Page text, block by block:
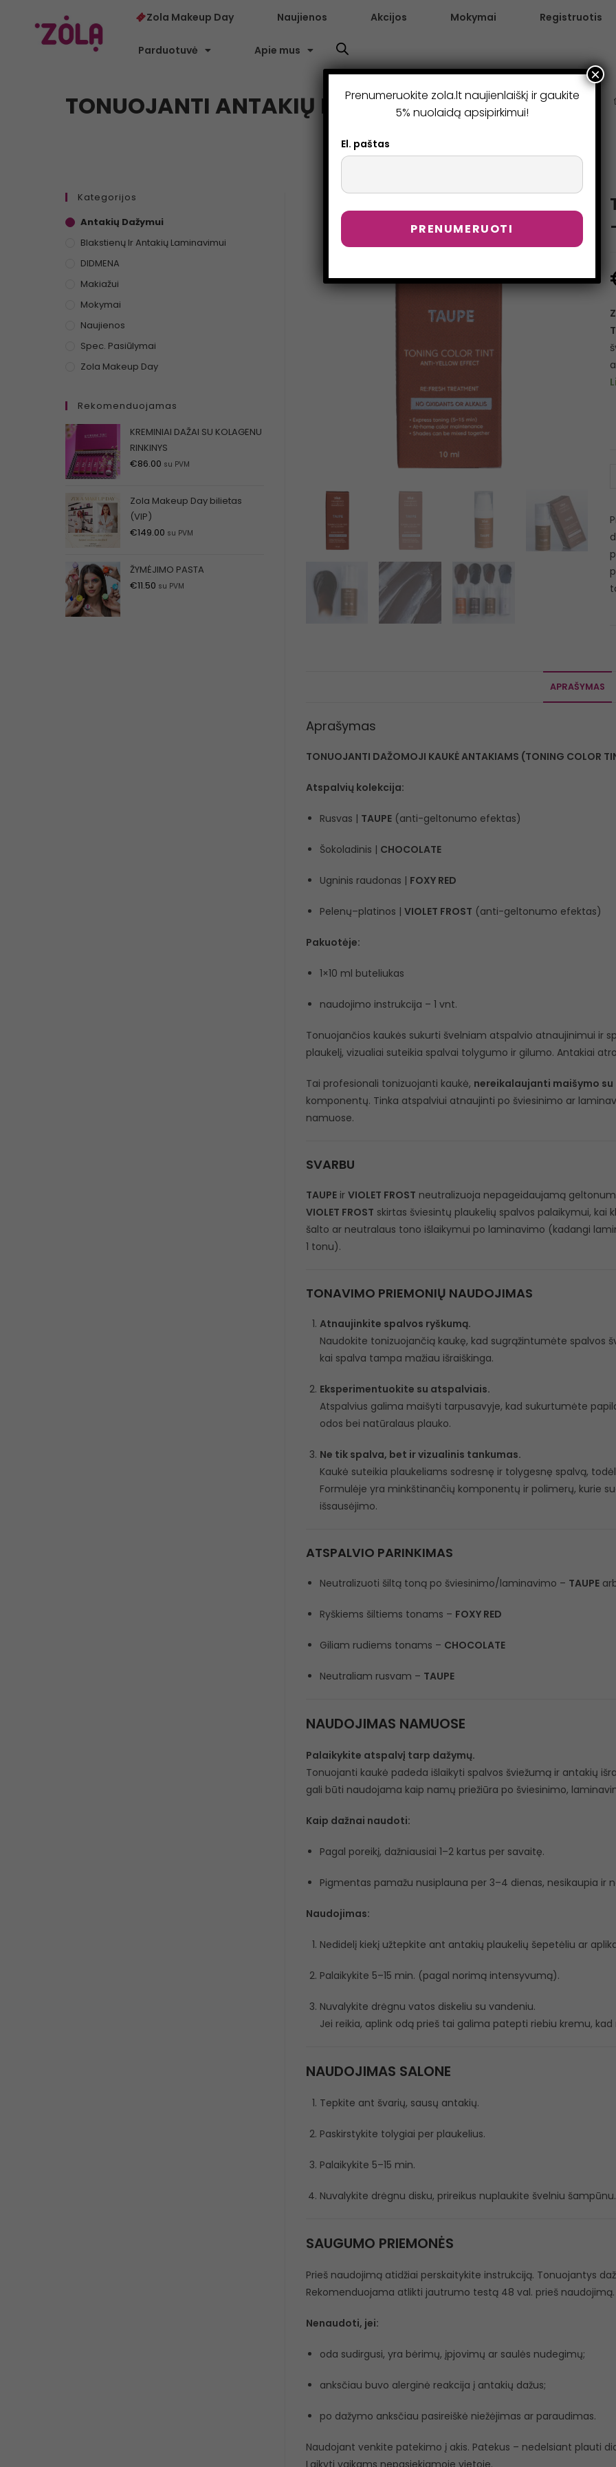
Zola Makeup Day Naujienos Akcijos Mokymai Registruotis
Parduotuvė Apie mus
TONUOJANTI ANTAKIŲ KAUKĖ – TAUPE
APRAŠYMAS
Aprašymas
TONUOJANTI DAŽOMOJI KAUKĖ ANTAKIAMS (TONING COLOR
Atspalvių kolekcija:
Rusvas | TAUPE(anti-geltonumo efektas)
Šokoladinis | CHOCOLATE
Ugninis raudonas | FOXY RED
Pelenų–platinos | VIOLET FROST (anti-geltonumo efektas)
Pakuotėje:
1×10 ml buteliukas
naudojimo instrukcija – 1 vnt.
Tonuojančios kaukės sukurti švelniam atspalvio atnaujinimui ir
plaukelį, vizualiai suteikia spalvai tolygumo ir gilumo. Antakiai
Tai profesionali tonizuojanti kaukė, nereikalaujanti maišymo
komponentų. Tinka atspalviui atnaujinti po šviesinimo ar
namuose.
SVARBU
TAUPEir VIOLET FROST neutralizuoja nepageidaujamą
VIOLET FROST skirtas šviesintų plaukelių spalvos palaikymui,
šalto ar neutralaus tono išlaikymui po laminavimo (kadangi
1 tonu).
TONAVIMO PRIEMONIŲ NAUDOJIMAS
Atnaujinkite spalvos ryškumą.
Naudokite tonizuojančią kaukę, kad sugrąžintumėte spalvos
kai spalva tampa mažiau išraiškinga.
Eksperimentuokite su atspalviais.
Atspalvius galima maišyti tarpusavyje, kad sukurtumėte
odos bei natūralaus plauko.
Ne tik spalva, bet ir vizualinis tankumas.
Kaukė suteikia plaukeliams sodresnę ir tolygesnę spalvą,
Formulėje yra minkštinančių komponentų ir polimerų, kurie
išsausėjimo.
ATSPALVIO PARINKIMAS
Neutralizuoti šiltą toną po šviesinimo/laminavimo – TAUPE
Ryškiems šiltiems tonams – FOXY RED
Giliam rudiems tonams – CHOCOLATE
Neutraliam rusvam – TAUPE
NAUDOJIMAS NAMUOSE
Palaikykite atspalvį tarp dažymų.
Tonuojanti kaukė padeda išlaikyti spalvos šviežumą ir antakių
gali būti naudojama kaip namų priežiūra po šviesinimo,
Kaip dažnai naudoti:
Pagal poreikį, dažniausiai 1–2 kartus per savaitę.
Pigmentas pamažu nusiplauna per 3–4 dienas, nesikaupia ir
Naudojimas:
Nedidelį kiekį užtepkite ant antakių plaukelių šepetėliu ar
Palaikykite 5–15 min. (pagal norimą intensyvumą).
Nuvalykite drėgnu vatos diskeliu su vandeniu.
Jei reikia, aplink odą prieš tai galima patepti riebiu kremu, kad
NAUDOJIMAS SALONE
Tepkite ant švarių, sausų antakių.
Paskirstykite tolygiai per plaukelius.
Palaikykite 5–15 min.
Nuvalykite drėgnu disku, prireikus nuplaukite švelniu šampūnu.
SAUGUMO PRIEMONĖS
Prieš naudojimą atidžiai perskaitykite instrukciją. Tonuojantys
Rekomenduojama atlikti jautrumo testą 48 val. prieš naudojimą.
Nenaudoti, jei:
oda sudirgusi, yra bėrimų, įpjovimų ar saulės nudegimų;
anksčiau buvo alerginė reakcija į antakių dažus;
po dažymo anksčiau pasireiškė niežėjimas ar paraudimas.
Naudojant venkite patekimo į akis. Patekus – nedelsiant plauti
Laikyti vaikams nepasiekiamoje vietoje.
Kategorijos
Antakių Dažymui
Blakstienų Ir Antakių Laminavimui
DIDMENA
Makiažui
Mokymai
Naujienos
Spec. Pasiūlymai
Zola Makeup Day
Rekomenduojamas
KREMINIAI DAŽAI SU KOLAGENU
RINKINYS
€86.00 su PVM
Zola Makeup Day bilietas
(VIP)
€149.00 su PVM
ŽYMĖJIMO PASTA
€11.50 su PVM
Prenumeruokite zola.lt naujienlaiškį ir gaukite
5% nuolaidą apsipirkimui!
El. paštas
×